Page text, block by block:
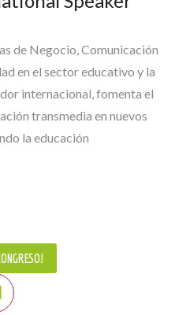
de Negocio, Comunicación
en el sector educativo y la
internacional, fomenta el
transmedia en nuevos
la educación